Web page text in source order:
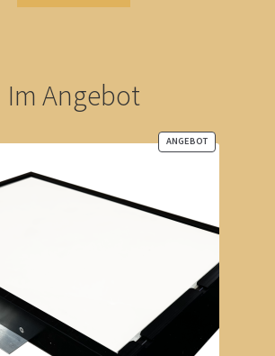
Im Angebot
ANGEBOT
PRODUKT